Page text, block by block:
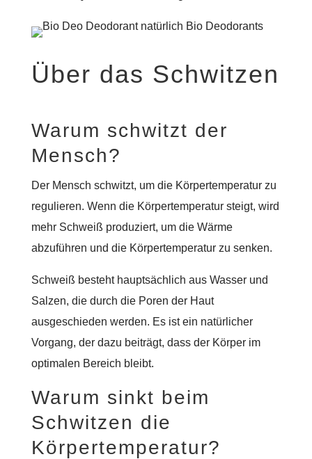
Über das Schwitzen
Warum schwitzt der
Mensch?
Der Mensch schwitzt, um die Körpertemperatur zu
regulieren. Wenn die Körpertemperatur steigt, wird
mehr Schweiß produziert, um die Wärme
abzuführen und die Körpertemperatur zu senken.
Schweiß besteht hauptsächlich aus Wasser und
Salzen, die durch die Poren der Haut
ausgeschieden werden. Es ist ein natürlicher
Vorgang, der dazu beiträgt, dass der Körper im
optimalen Bereich bleibt.
Warum sinkt beim
Schwitzen die
Körpertemperatur?